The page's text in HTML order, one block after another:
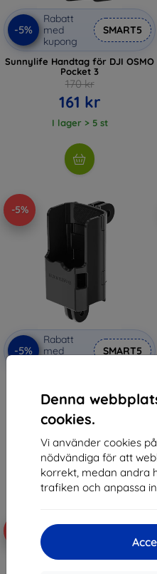
Denna
cookies.
Vi använder cookies
nödvändiga för att
korrekt, medan andra
trafiken och anpassa
-5%
Rabatt
med
kupong
SMART5
Sunnylife Handtag för DJI OSMO
Pocket 3
170 kr
161 kr
I lager > 5 st
-5%
-5%
Rabatt
med
SMART5
Adapter for DJI Osmo Pocket 3
Camera
159 kr
I lager > 5 st